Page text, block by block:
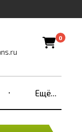
0
Ещё...